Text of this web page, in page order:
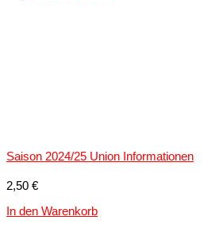
Saison 2024/25 Union Informationen
2,50 €
In den Warenkorb